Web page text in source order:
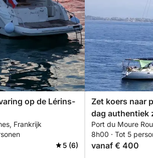
op de Lérins-
Frankrijk
5 (6)
Zet koers naar
dag authentiek
op een zeilboot.
Port du Moure
8h00 · Tot 5
vanaf € 400